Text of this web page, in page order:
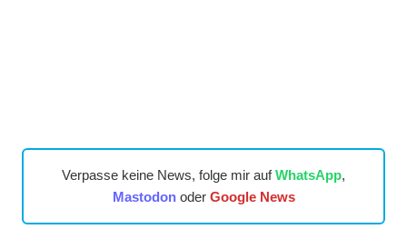
Verpasse keine News, folge mir aufWhatsApp,
Mastodonoder Google News